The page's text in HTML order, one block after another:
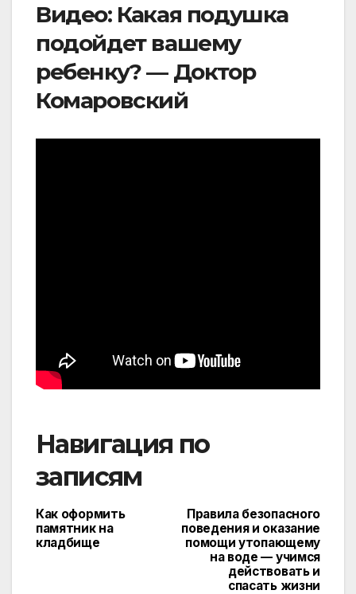
Видео: Какая подушка
подойдет вашему
ребенку? — Доктор
Комаровский
Навигация по
записям
Правила безопасного
поведения и оказание
помощи утопающему
на воде — учимся
действовать и
спасать жизни
Как оформить
памятник на
кладбище